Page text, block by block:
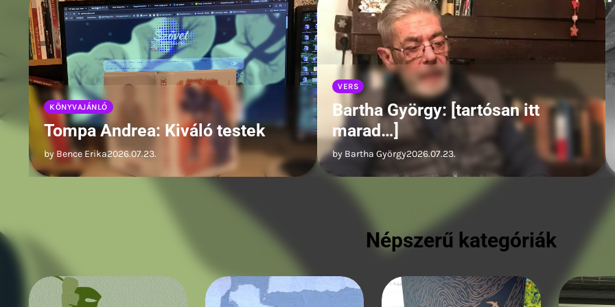
VERS
Kalász István: Felveszed
by Kalász István2026.07.23.
PRÓZA
Nagy Lóránd: Hosszú séta egy
rövid mólóról
by Nagy Lóránd2026.07.23.
Népszerű kategóriák